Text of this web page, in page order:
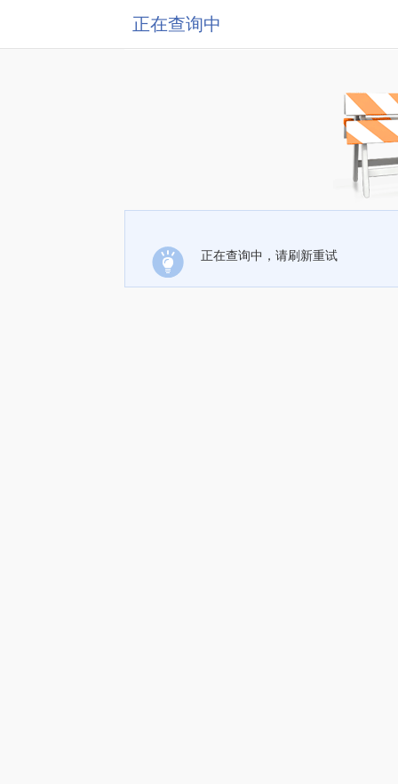
正在查询中
正在查询中，请刷新重试